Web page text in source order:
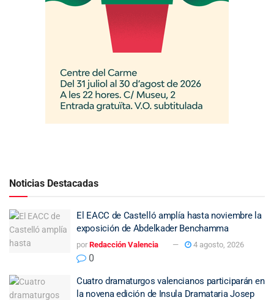
Noticias Destacadas
El EACC de Castelló amplía hasta noviembre la
exposición de Abdelkader Benchamma
por Redacción Valencia 4 agosto, 2026
0
Cuatro dramaturgos valencianos participarán en
la novena edición de Insula Dramataria Josep